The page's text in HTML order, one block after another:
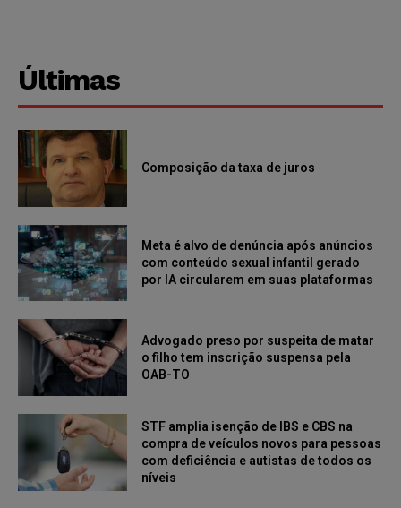
Últimas
Composição da taxa de juros
Meta é alvo de denúncia após anúncios
com conteúdo sexual infantil gerado
por IA circularem em suas plataformas
Advogado preso por suspeita de matar
o filho tem inscrição suspensa pela
OAB-TO
STF amplia isenção de IBS e CBS na
compra de veículos novos para pessoas
com deficiência e autistas de todos os
níveis